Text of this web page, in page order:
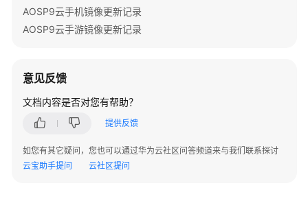
快
门
用
南
AOSP9云手机镜像更新记录
AOSP9云手游镜像更新记录
意见反馈
文档内容是否对您有帮助？
提供反馈
如您有其它疑问，您也可以通过华为云社区问答频道来与我们联系探讨
云宝助手提问
云社区提问